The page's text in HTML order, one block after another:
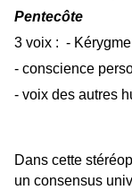
Pentecôte
3 voix : - Kérygme
- conscience
- voix des autres
Dans cette
un consensus